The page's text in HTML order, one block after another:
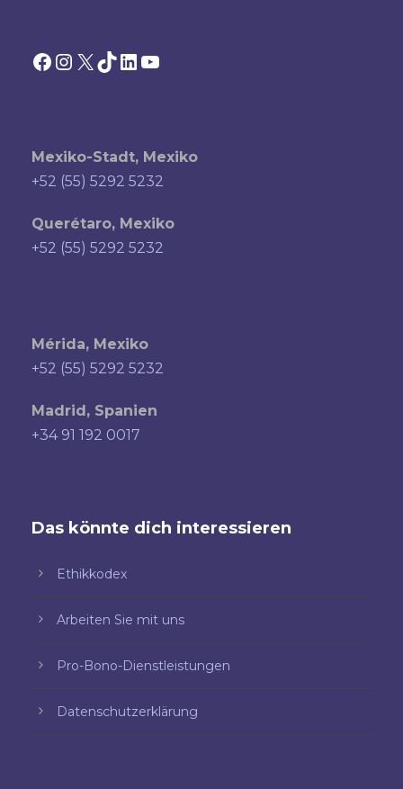
Facebook Instagram X TikTok LinkedIn YouTube
Mexiko-Stadt, Mexiko
+52 (55) 5292 5232
Querétaro, Mexiko
+52 (55) 5292 5232
Mérida, Mexiko
+52 (55) 5292 5232
Madrid, Spanien
+34 91 192 0017
Das könnte dich interessieren
Ethikkodex
Arbeiten Sie mit uns
Pro-Bono-Dienstleistungen
Datenschutzerklärung